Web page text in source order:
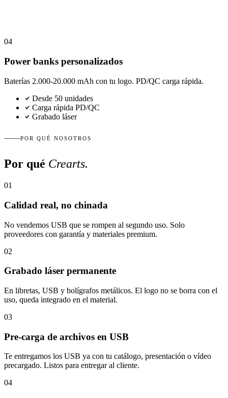
04
Power banks personalizados
Baterías 2.000-20.000 mAh con tu logo. PD/QC carga rápida.
Desde 50 unidades
Carga rápida PD/QC
Grabado láser
POR QUÉ NOSOTROS
Por qué Crearts.
01
Calidad real, no chinada
No vendemos USB que se rompen al segundo uso. Solo
proveedores con garantía y materiales premium.
02
Grabado láser permanente
En libretas, USB y bolígrafos metálicos. El logo no se borra con el
uso, queda integrado en el material.
03
Pre-carga de archivos en USB
Te entregamos los USB ya con tu catálogo, presentación o vídeo
precargado. Listos para entregar al cliente.
04